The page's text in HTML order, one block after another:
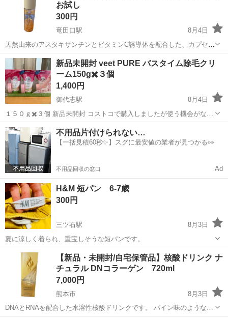
お試し
300円
竜田口駅
8月4日
天然由来のアスタキサンチンとビタミンC誘導体を配合した、カプセル
タイプの美容液です ・商品名: CPセラム A 美容液 ・内容量: 30ml ※
残量は画像2.3.4を確認下さい( 40ｇ) #断捨離中コスメ で検索！ ...
熊本 熊本市 竜田口駅
新品未開封 veet PURE バスタイム除毛クリ
ーム150g✖️３個
1,400円
御代志駅
8月4日
１５０ｇ✖️３個 新品未開封 コストコで購入しましたが使う機会がなく
仕舞ってました。 よろしくお願いします。
熊本 合志市 御代志駅 ボディケア
不用品片付けられない…
【一括見積60秒✨】スグに最安値の業者が見つかる👀
不用品回収の窓口 Ad
H&M 短パン 6-7歳
300円
三ツ石駅
8月3日
夏に涼しく着られ、重宝しそうな短パンです。
熊本 合志市 三ツ石駅 ヘアケア
【新品・未開封/自宅保管品】核酸ドリンク ナ
チュラル DNコラーゲン 720ml
7,000円
熊本市
8月3日
DNAとRNAを配合した水溶性核酸ドリンクです。 パイン味のような感